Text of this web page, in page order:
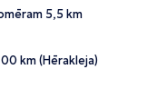
5,5 km
km (Hērakleja)